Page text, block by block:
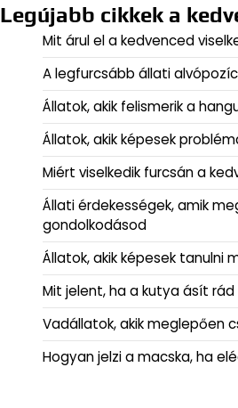
Legújabb cikkek a
Mit árul el a kedvenced
A legfurcsább állati
Állatok, akik felismerik a
Állatok, akik képesek
Miért viselkedik furcsán a
Állati érdekességek, amik
gondolkodásod
Állatok, akik képesek tanulni
Mit jelent, ha a kutya ásít rád
Vadállatok, akik meglepően
Hogyan jelzi a macska, ha